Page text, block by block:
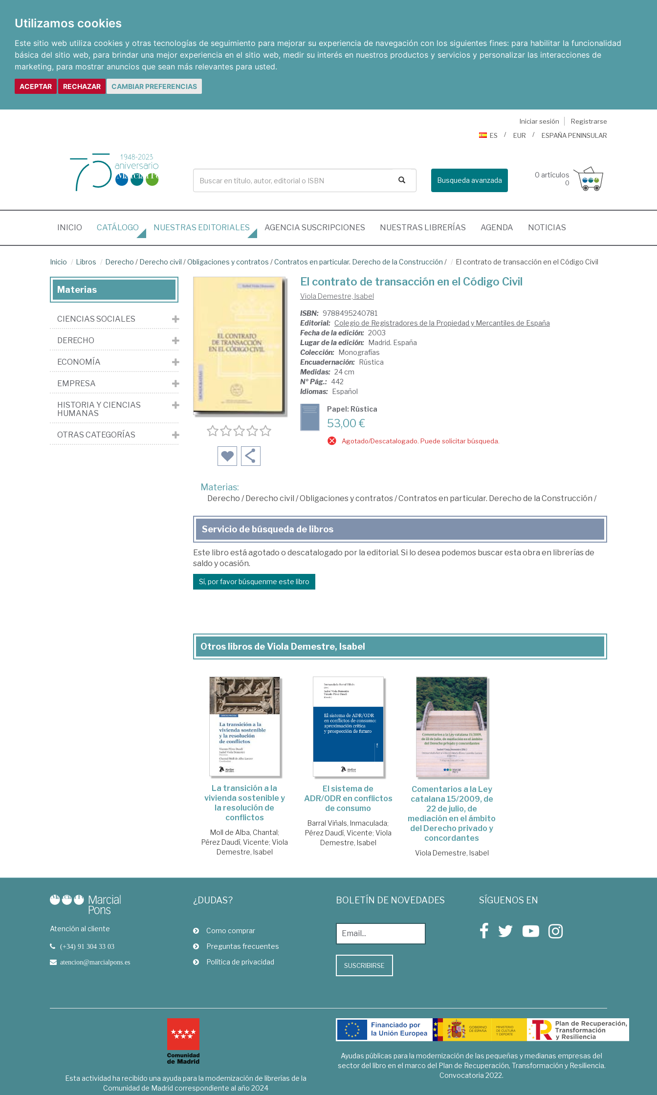
Utilizamos cookies
Este sitio web utiliza cookies y otras tecnologías de seguimiento para mejorar su experiencia de navegación con los siguientes fines: para habilitar la funcionalidad
básica del sitio web, para brindar una mejor experiencia en el sitio web, medir su interés en nuestros productos y servicios y personalizar las interacciones de
marketing, para mostrar anuncios que sean más relevantes para usted.
ACEPTAR RECHAZAR CAMBIAR PREFERENCIAS
Iniciar sesión
Registrarse
ES
EUR ESPAÑA PENINSULAR
Busqueda avanzada
0 artículos
0
INICIO (CURRENT)
CATÁLOGO NUESTRAS EDITORIALES AGENCIA SUSCRIPCIONES NUESTRAS LIBRERÍAS AGENDA NOTICIAS
Inicio Libros Derecho / Derecho civil /Obligaciones y contratos /Contratos en particular. Derecho de la Construcción / El contrato de transacción en el Código Civil
El contrato de transacción en el Código Civil
Viola Demestre, Isabel
ISBN: 9788495240781
Editorial: Colegio de Registradores de la Propiedad y Mercantiles de España
Fecha de la edición: 2003
Lugar de la edición: Madrid. España
Colección: Monografías
Encuadernación: Rústica
Medidas: 24 cm
Nº Pág.: 442
Idiomas: Español
Papel: Rústica
53,00 €
Agotado/Descatalogado. Puede solicitar búsqueda.
Materias:
Derecho /Derecho civil /Obligaciones y contratos/Contratos en particular. Derecho de la Construcción /
Servicio de búsqueda de libros
Este libro está agotado o descatalogado por la editorial. Si lo desea podemos buscar esta obra en librerías de
saldo y ocasión.
Sí, por favor búsquenme este libro
Otros libros de Viola Demestre, Isabel
La transición a la
vivienda sostenible y
la resolución de
conflictos
Moll de Alba, Chantal;
Pérez Daudí, Vicente; Viola
Demestre, Isabel
El sistema de
ADR/ODR en conflictos
de consumo
Barral Viñals, Inmaculada;
Pérez Daudí, Vicente; Viola
Demestre, Isabel
Comentarios a la Ley
catalana 15/2009, de
22 de julio, de
mediación en el ámbito
del Derecho privado y
concordantes
Viola Demestre, Isabel
Materias
CIENCIAS SOCIALES
DERECHO
ECONOMÍA
EMPRESA
HISTORIA Y CIENCIAS
HUMANAS
OTRAS CATEGORÍAS
Atención al cliente
(+34) 91 304 33 03
atencion@marcialpons.es
¿DUDAS?
Como comprar
Preguntas frecuentes
Política de privacidad
BOLETÍN DE NOVEDADES
SUSCRIBIRSE
SÍGUENOS EN
Esta actividad ha recibido una ayuda para la modernización de librerías de la
Comunidad de Madrid correspondiente al año 2024
Ayudas públicas para la modernización de las pequeñas y medianas empresas del
sector del libro en el marco del Plan de Recuperación, Transformación y Resiliencia.
Convocatoria 2022.